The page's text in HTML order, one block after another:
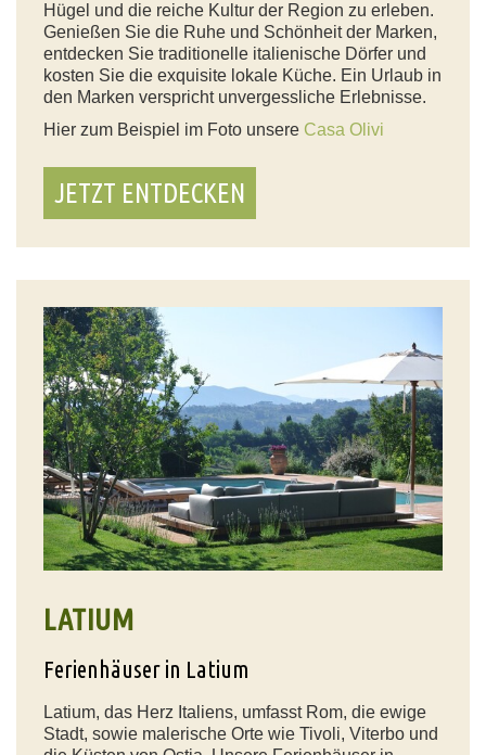
Hügel und die reiche Kultur der Region zu erleben.
Genießen Sie die Ruhe und Schönheit der Marken,
entdecken Sie traditionelle italienische Dörfer und
kosten Sie die exquisite lokale Küche. Ein Urlaub in
den Marken verspricht unvergessliche Erlebnisse.
Hier zum Beispiel im Foto unsere Casa Olivi
JETZT ENTDECKEN
LATIUM
Ferienhäuser in Latium
Latium, das Herz Italiens, umfasst Rom, die ewige
Stadt, sowie malerische Orte wie Tivoli, Viterbo und